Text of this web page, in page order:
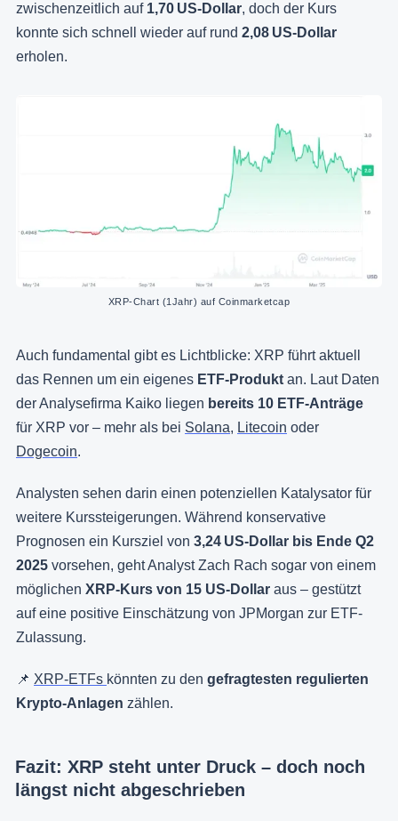
zwischenzeitlich auf 1,70 US-Dollar, doch der Kurs
konnte sich schnell wieder auf rund 2,08 US-Dollar
erholen.
XRP-Chart (1Jahr) auf Coinmarketcap
Auch fundamental gibt es Lichtblicke: XRP führt aktuell
das Rennen um ein eigenes ETF-Produkt an. Laut Daten
der Analysefirma Kaiko liegen bereits 10 ETF-Anträge
für XRP vor – mehr als bei Solana, Litecoin oder
Dogecoin.
Analysten sehen darin einen potenziellen Katalysator für
weitere Kurssteigerungen. Während konservative
Prognosen ein Kursziel von 3,24 US-Dollar bis Ende Q2
2025 vorsehen, geht Analyst Zach Rach sogar von einem
möglichen XRP-Kurs von 15 US-Dollar aus – gestützt
auf eine positive Einschätzung von JPMorgan zur ETF-
Zulassung.
📌 XRP-ETFs könnten zu den gefragtesten regulierten
Krypto-Anlagen zählen.
Fazit: XRP steht unter Druck – doch noch
längst nicht abgeschrieben